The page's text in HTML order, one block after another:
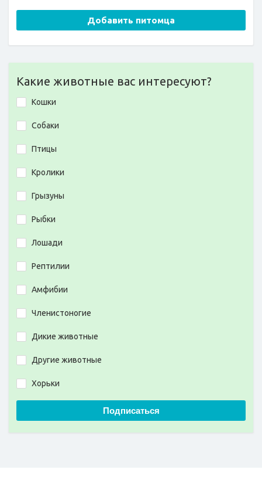
Добавить питомца
Какие животные вас интересуют?
Кошки
Собаки
Птицы
Кролики
Грызуны
Рыбки
Лошади
Рептилии
Амфибии
Членистоногие
Дикие животные
Другие животные
Хорьки
Подписаться